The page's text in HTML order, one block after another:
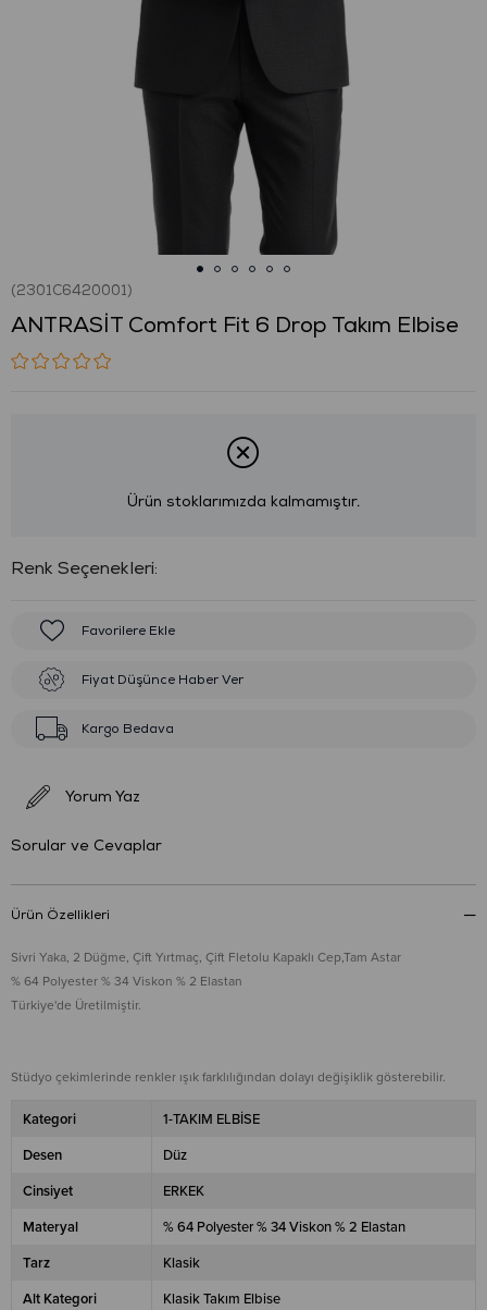
(2301C6420001)
ANTRASİT Comfort Fit 6 Drop Takım Elbise
Ürün stoklarımızda kalmamıştır.
:
Favorilere Ekle
Fiyat Düşünce Haber Ver
Kargo Bedava
Yorum Yaz
Sorular ve Cevaplar
Ürün Özellikleri
Sivri Yaka, 2 Düğme, Çift Yırtmaç, Çift Fletolu Kapaklı Cep,Tam Astar
% 64 Polyester % 34 Viskon % 2 Elastan
Türkiye'de Üretilmiştir.
Stüdyo çekimlerinde renkler ışık farklılığından dolayı değişiklik gösterebilir.
Kategori 1-TAKIM ELBİSE
Desen Düz
Cinsiyet ERKEK
Materyal % 64 Polyester % 34 Viskon % 2 Elastan
Tarz Klasik
Alt Kategori Klasik Takım Elbise